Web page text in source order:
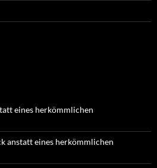
eines herkömmlichen
anstatt eines herkömmlichen